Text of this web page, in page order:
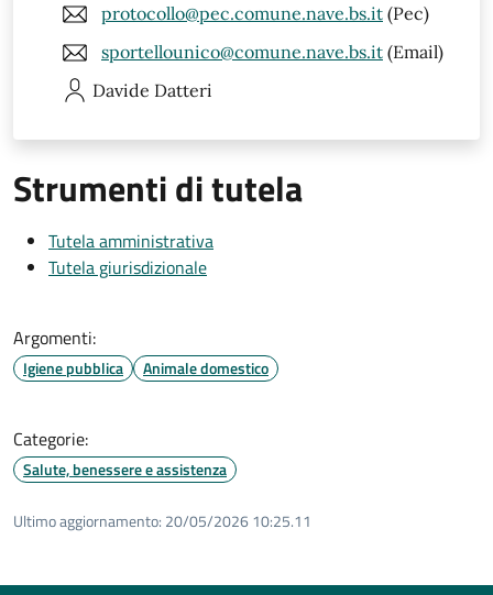
protocollo@pec.comune.nave.bs.it (Pec)
sportellounico@comune.nave.bs.it (Email)
Davide Datteri
Strumenti di tutela
Tutela amministrativa
Tutela giurisdizionale
Argomenti:
Igiene pubblica Animale domestico
Categorie:
Salute, benessere e assistenza
Ultimo aggiornamento: 20/05/2026 10:25.11